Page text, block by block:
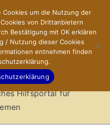
Hilfsportal für
um die Nutzung der
von Drittanbietern
Bestätigung mit OK erklären
/ Nutzung dieser Cookies
entnehmen finden